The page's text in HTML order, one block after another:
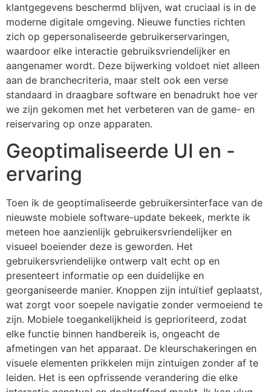
klantgegevens beschermd blijven, wat cruciaal is in de
moderne digitale omgeving. Nieuwe functies richten
zich op gepersonaliseerde gebruikerservaringen,
waardoor elke interactie gebruiksvriendelijker en
aangenamer wordt. Deze bijwerking voldoet niet alleen
aan de branchecriteria, maar stelt ook een verse
standaard in draagbare software en benadrukt hoe ver
we zijn gekomen met het verbeteren van de game- en
reiservaring op onze apparaten.
Geoptimaliseerde UI en -
ervaring
Toen ik de geoptimaliseerde gebruikersinterface van de
nieuwste mobiele software-update bekeek, merkte ik
meteen hoe aanzienlijk gebruikersvriendelijker en
visueel boeiender deze is geworden. Het
gebruikersvriendelijke ontwerp valt echt op en
presenteert informatie op een duidelijke en
georganiseerde manier. Knoppen zijn intuïtief geplaatst,
wat zorgt voor soepele navigatie zonder vermoeiend te
zijn. Mobiele toegankelijkheid is geprioriteerd, zodat
elke functie binnen handbereik is, ongeacht de
afmetingen van het apparaat. De kleurschakeringen en
visuele elementen prikkelen mijn zintuigen zonder af te
leiden. Het is een opfrissende verandering die elke